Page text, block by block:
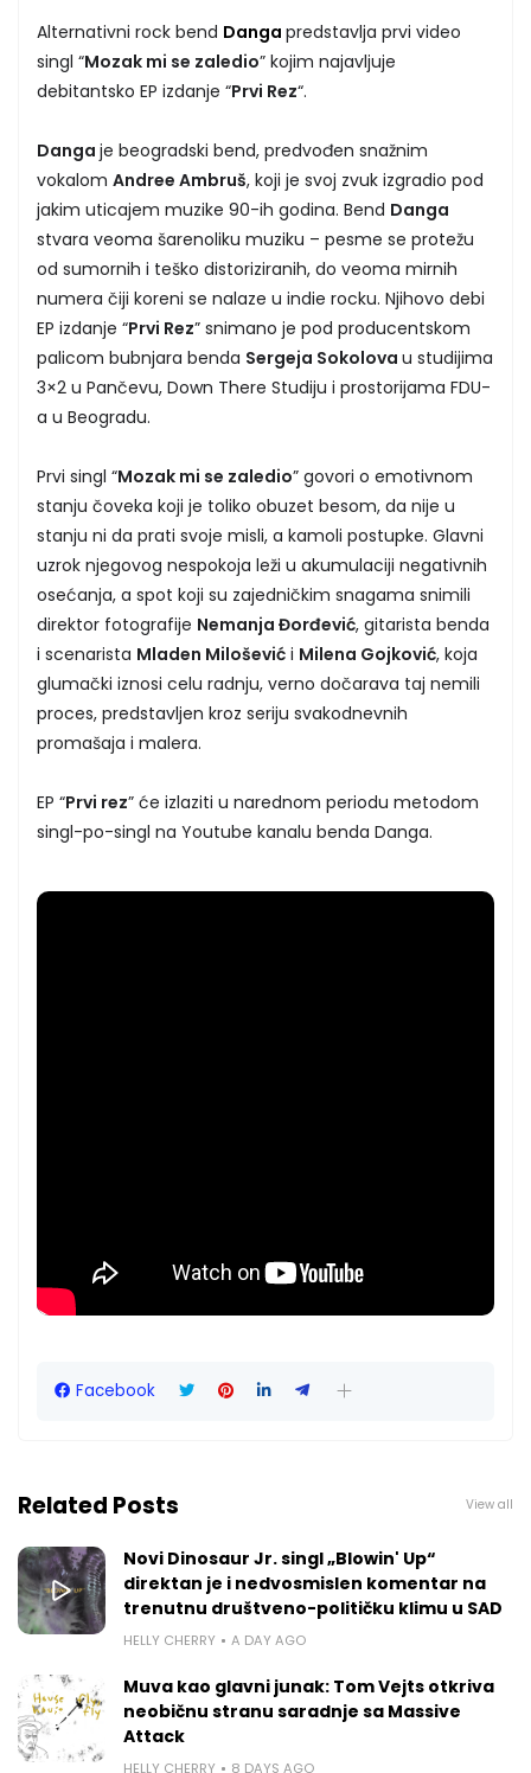
Alternativni rock bend Danga predstavlja prvi video
singl “Mozak mi se zaledio” kojim najavljuje
debitantsko EP izdanje “Prvi Rez“.
Danga je beogradski bend, predvođen snažnim
vokalom Andree Ambruš, koji je svoj zvuk izgradio pod
jakim uticajem muzike 90-ih godina. Bend Danga
stvara veoma šarenoliku muziku – pesme se protežu
od sumornih i teško distoriziranih, do veoma mirnih
numera čiji koreni se nalaze u indie rocku. Njihovo debi
EP izdanje “Prvi Rez” snimano je pod producentskom
palicom bubnjara benda Sergeja Sokolova u studijima
3×2 u Pančevu, Down There Studiju i prostorijama FDU-
a u Beogradu.
Prvi singl “Mozak mi se zaledio” govori o emotivnom
stanju čoveka koji je toliko obuzet besom, da nije u
stanju ni da prati svoje misli, a kamoli postupke. Glavni
uzrok njegovog nespokoja leži u akumulaciji negativnih
osećanja, a spot koji su zajedničkim snagama snimili
direktor fotografije Nemanja Đorđević, gitarista benda
i scenarista Mladen Milošević i Milena Gojković, koja
glumački iznosi celu radnju, verno dočarava taj nemili
proces, predstavljen kroz seriju svakodnevnih
promašaja i malera.
EP “Prvi rez” će izlaziti u narednom periodu metodom
singl-po-singl na Youtube kanalu benda Danga.
Facebook
Related Posts View all
Novi Dinosaur Jr. singl „Blowin' Up“
direktan je i nedvosmislen komentar na
trenutnu društveno-političku klimu u SAD
HELLY CHERRY A DAY AGO
Muva kao glavni junak: Tom Vejts otkriva
neobičnu stranu saradnje sa Massive
Attack
HELLY CHERRY 8 DAYS AGO